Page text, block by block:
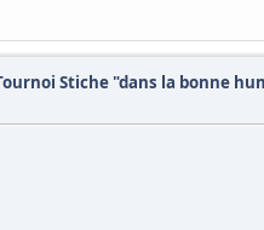
Stiche "dans la bonne